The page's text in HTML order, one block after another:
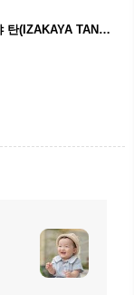
일식 수제요리 전문점, 이자카야 탄(IZAKAYA TAN) - 삼성역, 삼성중앙역 맛집